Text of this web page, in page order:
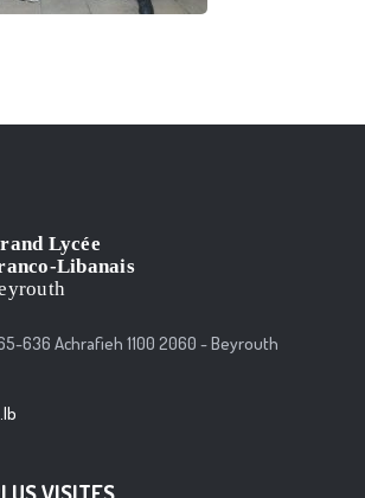
636 Achrafieh 1100 2060 - Beyrouth